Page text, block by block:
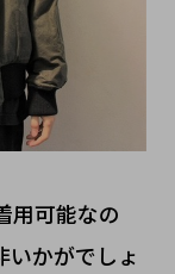
用可能なの
いかがでしょ